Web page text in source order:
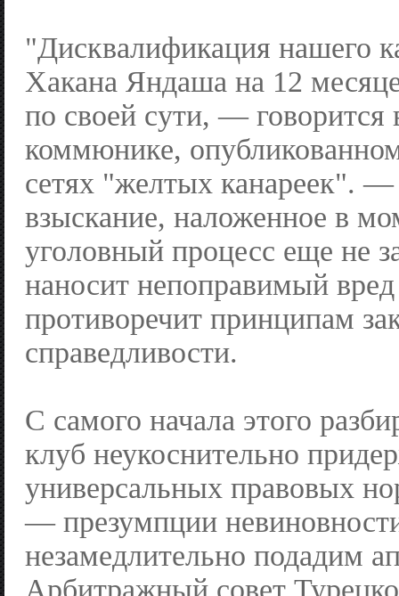
"Дисквалификация нашего
Хакана Яндаша на 12
по своей сути, — говорится
коммюнике,
сетях "желтых канареек".
взыскание, наложенное в
уголовный процесс еще не
наносит непоправимый
противоречит принципам
справедливости.
С самого начала этого
клуб неукоснительно
универсальных правовых
— презумпции
незамедлительно подадим
Арбитражный совет